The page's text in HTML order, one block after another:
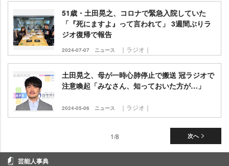
51歳・土田晃之、コロナで緊急入院していた
「『死にますよ』って言われて」 3週間ぶりラ
ジオ復帰で報告
2024-07-07 ニュース ｜ラジオ｜
土田晃之、母が一時心肺停止で搬送 冠ラジオで
注意喚起「みなさん、知っておいた方が…」
2024-05-06 ニュース ｜ラジオ｜
次へ
1/8
芸能人事典